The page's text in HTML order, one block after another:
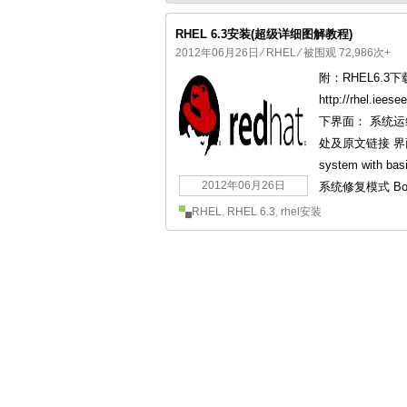
国产化操作系统欧拉openEuler编
RHEL 6.3安装(超级详细图解教程)
2012年06月26日 ⁄ RHEL⁄ 被围观 72,986次+
2012年06月26日
附：RHEL6.3下
http://
下界面： 系统
处及原文链接
system with
系统修复模式
RHEL, RHEL 6.3, rhel安装